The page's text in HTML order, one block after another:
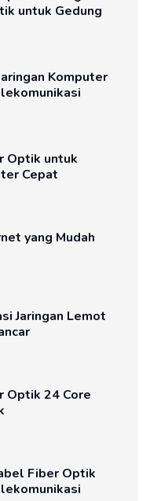
untuk Gedung
Komputer
Optik untuk
Cepat
yang Mudah
Jaringan Lemot
Optik 24 Core
Fiber Optik